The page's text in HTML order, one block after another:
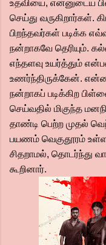
உதவியை, என்னுடைய
செய்து வருகிறார்கள்.
பிறந்தவர்கள் படிக்க
நன்றாகவே தெரியும்.
எந்தளவு உயர்த்தும்
உணர்ந்திருக்கேன்.
நன்றாகப் படிக்கிற
செய்வதில் மிகுந்த
தாண்டி பெற்ற முதல்
பயணம் வெகுதூரம்
சிதறாமல், தொடர்ந்து
கூறினார்.